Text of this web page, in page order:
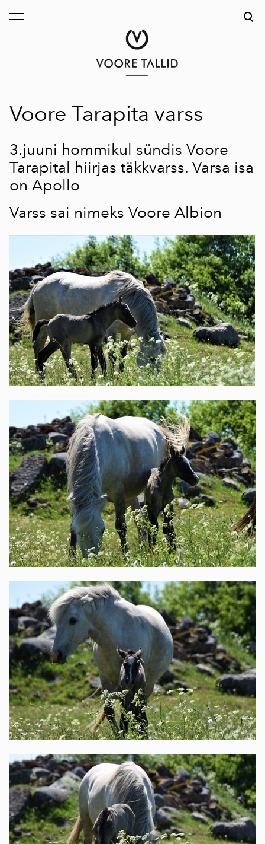
lisati ostukorvi.
Voore Tarapita varss
3.juuni hommikul sündis Voore
Tarapital hiirjas täkkvarss. Varsa isa
on Apollo
Varss sai nimeks Voore Albion